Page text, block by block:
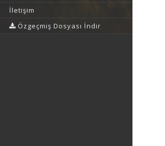
İletişim
Özgeçmiş Dosyası İndir